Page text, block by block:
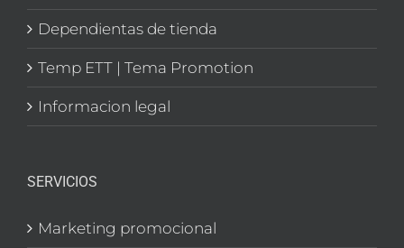
Dependientas de tienda
Temp ETT | Tema Promotion
Informacion legal
SERVICIOS
Marketing promocional